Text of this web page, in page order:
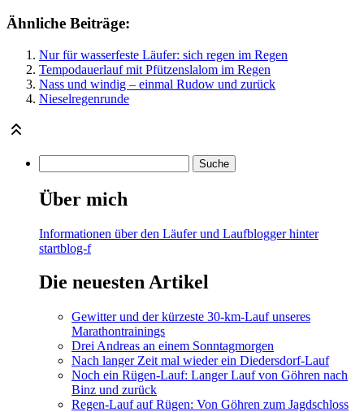
Ähnliche Beiträge:
Nur für wasserfeste Läufer: sich regen im Regen
Tempodauerlauf mit Pfützenslalom im Regen
Nass und windig – einmal Rudow und zurück
Nieselregenrunde
Über mich
Informationen über den Läufer und Laufblogger hinter
startblog-f
Die neuesten Artikel
Gewitter und der kürzeste 30-km-Lauf unseres
Marathontrainings
Drei Andreas an einem Sonntagmorgen
Nach langer Zeit mal wieder ein Diedersdorf-Lauf
Noch ein Rügen-Lauf: Langer Lauf von Göhren nach
Binz und zurück
Regen-Lauf auf Rügen: Von Göhren zum Jagdschloss